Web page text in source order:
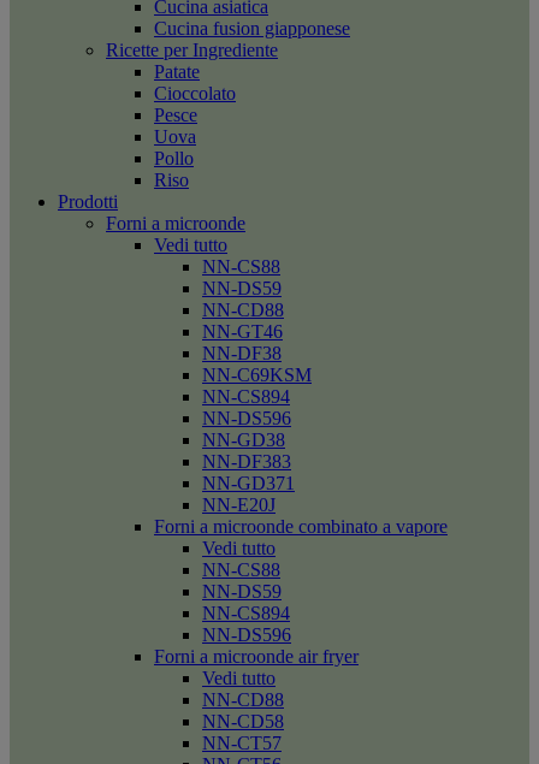
Cucina asiatica
Cucina fusion giapponese
Ricette per Ingrediente
Patate
Cioccolato
Pesce
Uova
Pollo
Riso
Prodotti
Forni a microonde
Vedi tutto
NN-CS88
NN-DS59
NN-CD88
NN-GT46
NN-DF38
NN-C69KSM
NN-CS894
NN-DS596
NN-GD38
NN-DF383
NN-GD371
NN-E20J
Forni a microonde combinato a vapore
Vedi tutto
NN-CS88
NN-DS59
NN-CS894
NN-DS596
Forni a microonde air fryer
Vedi tutto
NN-CD88
NN-CD58
NN-CT57